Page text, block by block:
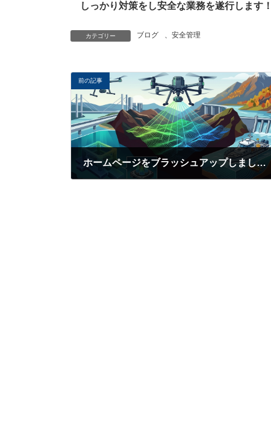
しっかり対策をし安全な業務を遂行します！
カテゴリー ブログ 、 安全管理
前の記事
ホームページをブラッシュアップしました！